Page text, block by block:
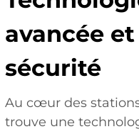
avancée
sécurité
Au cœur des
trouve une